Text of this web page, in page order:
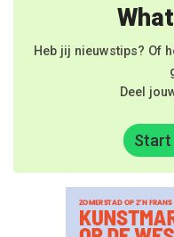
Heb jij nieuwstips? Of
Deel
Start